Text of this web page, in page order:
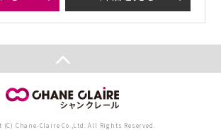
(C) Chane-Claire Co.,Ltd. All Rights Reserved.